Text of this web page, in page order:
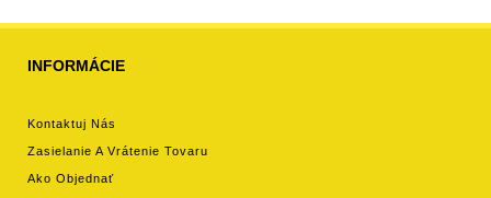
INFORMÁCIE
Kontaktuj Nás
Zasielanie A Vrátenie Tovaru
Ako Objednať